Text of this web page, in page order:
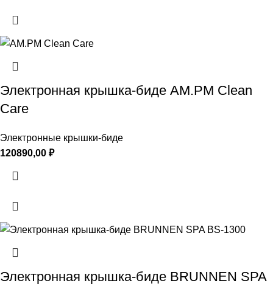
Электронная крышка-биде AM.PM Clean
Care
Электронные крышки-биде
120890,00 ₽
Электронная крышка-биде BRUNNEN SPA